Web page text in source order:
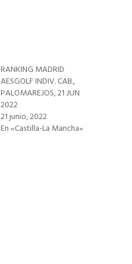
RANKING MADRID
AESGOLF INDIV. CAB.,
PALOMAREJOS, 21 JUN
2022
21 junio, 2022
En «Castilla-La Mancha»